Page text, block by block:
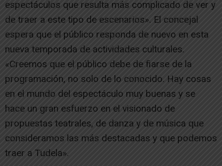
espectáculos que resulta más complicado de ver y
de traer a este tipo de escenarios». El concejal
espera que el público responda de nuevo en esta
nueva temporada de actividades culturales.
«Creemos que el público debe de fiarse de la
programación, no solo de lo conocido. Hay cosas
en el mundo del espectáculo muy buenas y se
hace un gran esfuerzo en el visionado de
propuestas teatrales, de danza y de música que
consideramos las más destacadas y que podemos
traer a Tudela».